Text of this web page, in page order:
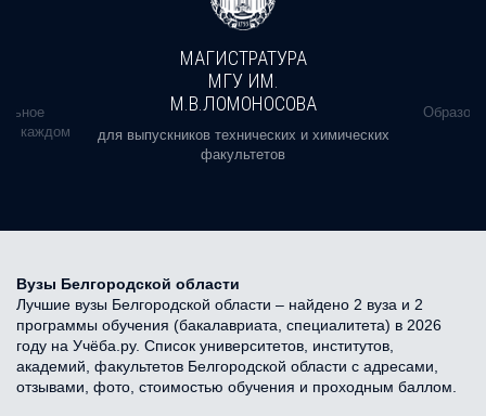
в каждом
МАГИСТРАТУРА
МГУ ИМ.
М.В.ЛОМОНОСОВА
для выпускников технических и химических
факультетов
Вузы Белгородской области
Лучшие вузы Белгородской области – найдено 2 вуза и 2
программы обучения (бакалавриата, специалитета) в 2026
году на Учёба.ру. Список университетов, институтов,
академий, факультетов Белгородской области с адресами,
отзывами, фото, стоимостью обучения и проходным баллом.